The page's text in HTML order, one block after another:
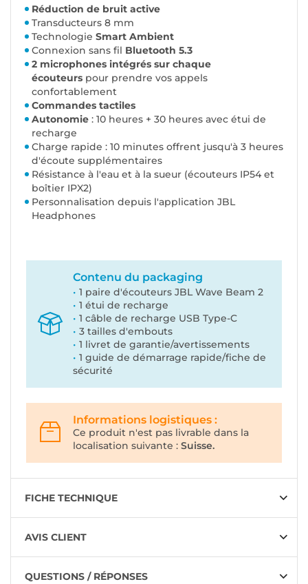
Réduction de bruit active
Transducteurs 8 mm
Technologie Smart Ambient
Connexion sans fil Bluetooth 5.3
2 microphones intégrés sur chaque
écouteurs pour prendre vos appels
confortablement
Commandes tactiles
Autonomie : 10 heures + 30 heures avec étui de
recharge
Charge rapide : 10 minutes offrent jusqu'à 3 heures
d'écoute supplémentaires
Résistance à l'eau et à la sueur (écouteurs IP54 et
boîtier IPX2)
Personnalisation depuis l'application JBL
Headphones
Contenu du packaging
1 paire d'écouteurs JBL Wave Beam 2
1 étui de recharge
1 câble de recharge USB Type-C
3 tailles d'embouts
1 livret de garantie/avertissements
1 guide de démarrage rapide/fiche de
sécurité
Informations logistiques :
Ce produit n'est pas livrable dans la
localisation suivante : Suisse.
FICHE TECHNIQUE
AVIS CLIENT
QUESTIONS / RÉPONSES